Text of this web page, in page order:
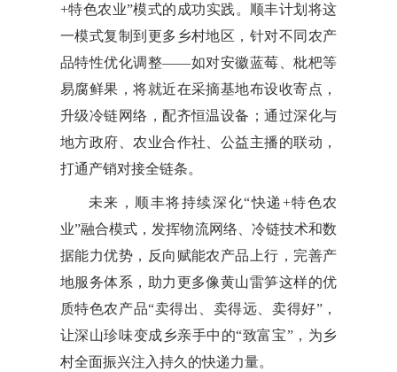
+特色农业”模式的成功实践。顺丰计划将这
一模式复制到更多乡村地区，针对不同农产
品特性优化调整——如对安徽蓝莓、枇杷等
易腐鲜果，将就近在采摘基地布设收寄点，
升级冷链网络，配齐恒温设备；通过深化与
地方政府、农业合作社、公益主播的联动，
打通产销对接全链条。
未来，顺丰将持续深化“快递+特色农
业”融合模式，发挥物流网络、冷链技术和数
据能力优势，反向赋能农产品上行，完善产
地服务体系，助力更多像黄山雷笋这样的优
质特色农产品“卖得出、卖得远、卖得好”，
让深山珍味变成乡亲手中的“致富宝”，为乡
村全面振兴注入持久的快递力量。